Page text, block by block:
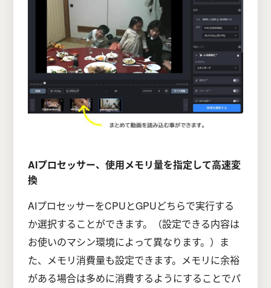
AIプロセッサー、使用メモリ量を指定して高速変
換
AIプロセッサーをCPUとGPUどちらで実行する
か選択することができます。（設定できる内容は
お使いのマシン環境によって異なります。）ま
た、メモリ消費量も設定できます。メモリに余裕
がある場合は多めに消費するようにすることでパ